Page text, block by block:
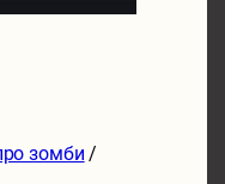
зомби /